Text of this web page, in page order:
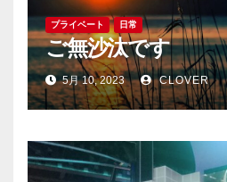
プライベート 日常
ご無沙汰です
5月 10, 2023 CLOVER